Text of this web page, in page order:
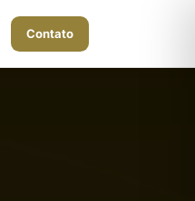
Contato